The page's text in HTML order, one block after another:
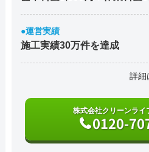
●運営実績
施工実績30万件を達成
詳細
株式会社クリーンライ
0120-